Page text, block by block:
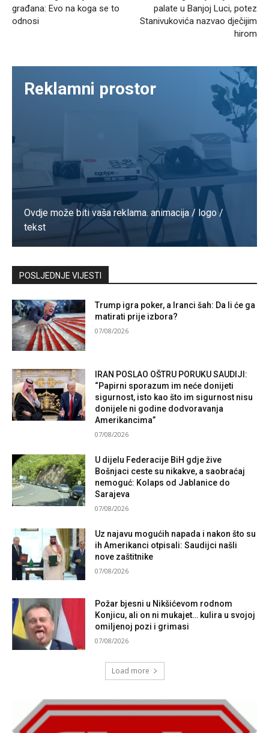
građana: Evo na koga se to
odnosi
palate u Banjoj Luci, potez
Stanivukovića nazvao dječijim
hirom
Reklamni prostor
Ovdje može biti vaša reklama. animacija / logo /
tekst
Kontaktirajte nas
POSLJEDNJE VIJESTI
Trump igra poker, a Iranci šah: Da li će ga
matirati prije izbora?
07/08/2026
IRAN POSLAO OŠTRU PORUKU SAUDIJI:
“Papirni sporazum im neće donijeti
sigurnost, isto kao što im sigurnost nisu
donijele ni godine dodvoravanja
Amerikancima”
07/08/2026
U dijelu Federacije BiH gdje žive
Bošnjaci ceste su nikakve, a saobraćaj
nemoguć: Kolaps od Jablanice do
Sarajeva
07/08/2026
Uz najavu mogućih napada i nakon što su
ih Amerikanci otpisali: Saudijci našli
nove zaštitnike
07/08/2026
Požar bjesni u Nikšićevom rodnom
Konjicu, ali on ni mukajet… kulira u svojoj
omiljenoj pozi i grimasi
07/08/2026
Load more